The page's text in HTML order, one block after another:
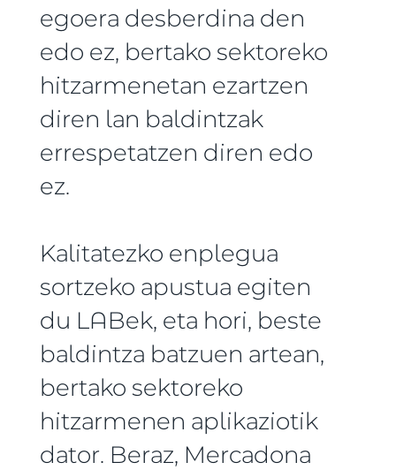
egoera desberdina den
edo ez, bertako sektoreko
hitzarmenetan ezartzen
diren lan baldintzak
errespetatzen diren edo
ez.
Kalitatezko enplegua
sortzeko apustua egiten
du LABek, eta hori, beste
baldintza batzuen artean,
bertako sektoreko
hitzarmenen aplikaziotik
dator. Beraz, Mercadona